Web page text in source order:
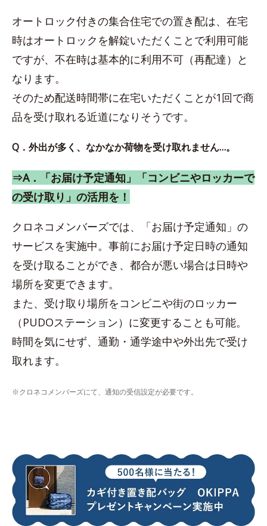
オートロック付きの集合住宅での置き配は、在宅
時はオートロックを解錠いただくことで利用可能
ですが、不在時は基本的に利用不可（再配達）と
なります。
そのため配送時間帯に在宅いただくことが1回で商
品を受け取れる近道になりそうです。
Q．外出が多く、なかなか荷物を受け取れません…。
⇒A．「お届け予定通知」「コンビニやロッカーで
の受け取り」の活用を！
クロネコメンバーズでは、「お届け予定通知」の
サービスを実施中。事前にお届け予定日時の通知
を受け取ることができ、都合が悪い場合は日時や
場所を変更できます。
また、受け取り場所をコンビニや街のロッカー
（PUDOステーション）に変更することも可能。
時間を気にせず、通勤・通学途中や外出先で受け
取れます。
※クロネコメンバーズにて、通知の受信設定が必要です。